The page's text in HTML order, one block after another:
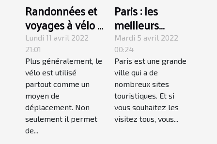
Randonnées et
voyages à vélo :
Pourquoi faire ?
Lundi 11 avril 2022
21:01
Plus généralement, le
vélo est utilisé
partout comme un
moyen de
déplacement. Non
seulement il permet
de...
Paris : les
meilleurs
endroits à
absolument
visiter
Mardi 5 avril 2022
00:24
Paris est une grande
ville qui a de
nombreux sites
touristiques. Et si
vous souhaitez les
visitez tous, vous...